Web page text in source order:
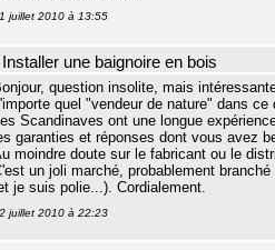
juillet 2010 à 13:55
Installer une baignoire en bois
question insolite, mais
quel "vendeur de nature" dans ce
Scandinaves ont une longue
garanties et réponses dont vous avez
moindre doute sur le fabricant ou le
un joli marché, probablement
je suis polie...). Cordialement.
juillet 2010 à 22:23